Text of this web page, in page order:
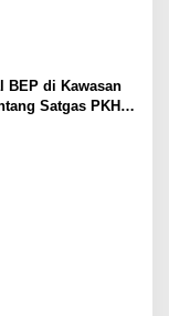
BEP di Kawasan
Satgas PKH,